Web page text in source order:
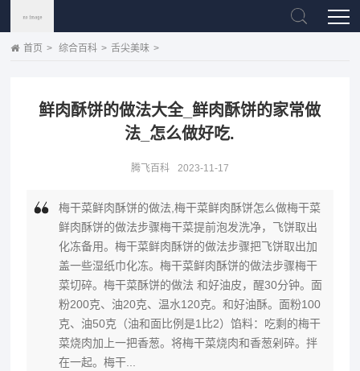
首页 > 综合百科 > 舌尖美味 >
鲜肉酥饼的做法大全_鲜肉酥饼的家常做
法_怎么做好吃.
腾飞百科 2023-11-17
梅干菜鲜肉酥饼的做法,梅干菜鲜肉酥饼怎么做梅干菜
鲜肉酥饼的做法步骤梅干菜提前泡发洗净，飞饼取出
化冻备用。梅干菜鲜肉酥饼的做法步骤把飞饼取出加
盖一些湿纸巾化冻。梅干菜鲜肉酥饼的做法步骤梅干
菜切碎。梅干菜酥饼的做法 和好油皮，醒30分钟。面
粉200克、油20克、温水120克。和好油酥。面粉100
克、油50克（油和面比例是1比2）馅料：吃剩的梅干
菜烧肉加上一把香葱。将梅干菜烧肉和香葱剁碎。拌
在一起。梅干...